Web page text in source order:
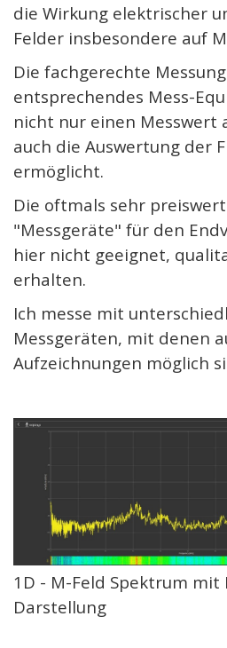
die Wirkung elektrischer
Felder insbesondere auf
Die fachgerechte
entsprechendes Mess-
nicht nur einen Messwert
auch die Auswertung der
ermöglicht.
Die oftmals sehr
"Messgeräte" für den
hier nicht geeignet,
erhalten.
Ich messe mit
Messgeräten, mit denen
Aufzeichnungen möglich
1D - M-Feld Spektrum mit
Darstellung